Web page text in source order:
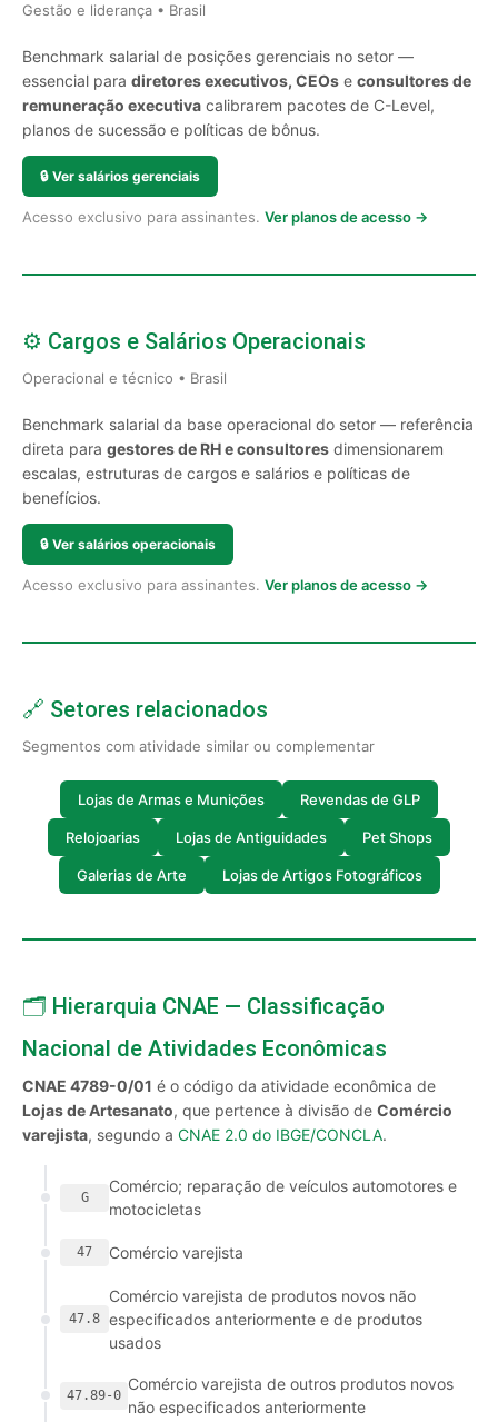
Gestão e liderança • Brasil
Benchmark salarial de posições gerenciais no setor —
essencial para diretores executivos, CEOs e consultores de
remuneração executiva calibrarem pacotes de C-Level,
planos de sucessão e políticas de bônus.
🔒 Ver salários gerenciais
Acesso exclusivo para assinantes. Ver planos de acesso →
⚙️ Cargos e Salários Operacionais
Operacional e técnico • Brasil
Benchmark salarial da base operacional do setor — referência
direta para gestores de RH e consultores dimensionarem
escalas, estruturas de cargos e salários e políticas de
benefícios.
🔒 Ver salários operacionais
Acesso exclusivo para assinantes. Ver planos de acesso →
🔗 Setores relacionados
Segmentos com atividade similar ou complementar
Lojas de Armas e Munições Revendas de GLP
Relojoarias Lojas de Antiguidades Pet Shops
Galerias de Arte Lojas de Artigos Fotográficos
🗂️ Hierarquia CNAE — Classificação
Nacional de Atividades Econômicas
CNAE 4789-0/01 é o código da atividade econômica de
Lojas de Artesanato, que pertence à divisão de Comércio
varejista, segundo a CNAE 2.0 do IBGE/CONCLA.
G
Comércio; reparação de veículos automotores e
motocicletas
47 Comércio varejista
47.8
Comércio varejista de produtos novos não
especificados anteriormente e de produtos
usados
47.89-0
Comércio varejista de outros produtos novos
não especificados anteriormente